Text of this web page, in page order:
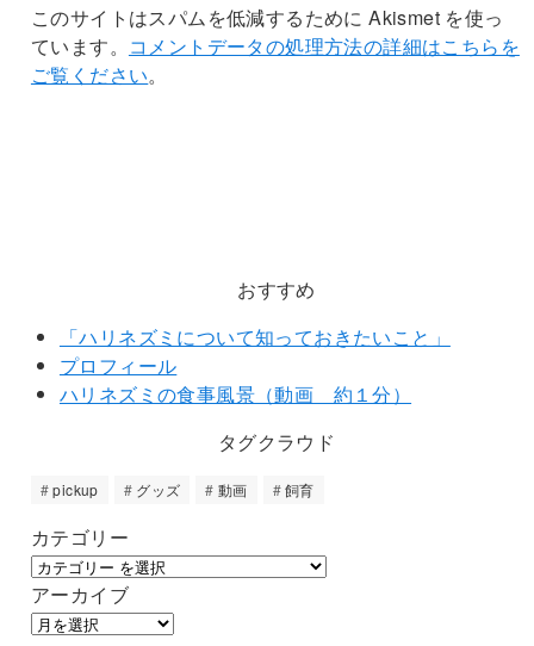
このサイトはスパムを低減するために Akismet を使っ
ています。 コメントデータの処理方法の詳細はこちらを
ご覧ください。
おすすめ
「ハリネズミについて知っておきたいこと」
プロフィール
ハリネズミの食事風景（動画 約１分）
タグクラウド
pickup グッズ 動画 飼育
カテゴリー
アーカイブ